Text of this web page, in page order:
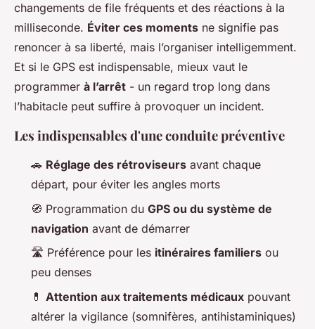
changements de file fréquents et des réactions à la
milliseconde. Éviter ces moments ne signifie pas
renoncer à sa liberté, mais l’organiser intelligemment.
Et si le GPS est indispensable, mieux vaut le
programmer à l’arrêt - un regard trop long dans
l’habitacle peut suffire à provoquer un incident.
Les indispensables d'une conduite préventive
🚗 Réglage des rétroviseurs avant chaque
départ, pour éviter les angles morts
🧭 Programmation du GPS ou du système de
navigation avant de démarrer
🛣️ Préférence pour les itinéraires familiers ou
peu denses
💊 Attention aux traitements médicaux pouvant
altérer la vigilance (somnifères, antihistaminiques)